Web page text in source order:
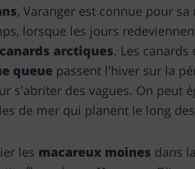
, Varanger est connue pour
lorsque les jours
arctiques. Les canards
queue passent l'hiver sur la
s'abriter des vagues. On peut
de mer qui planent le long
les macareux moines dans